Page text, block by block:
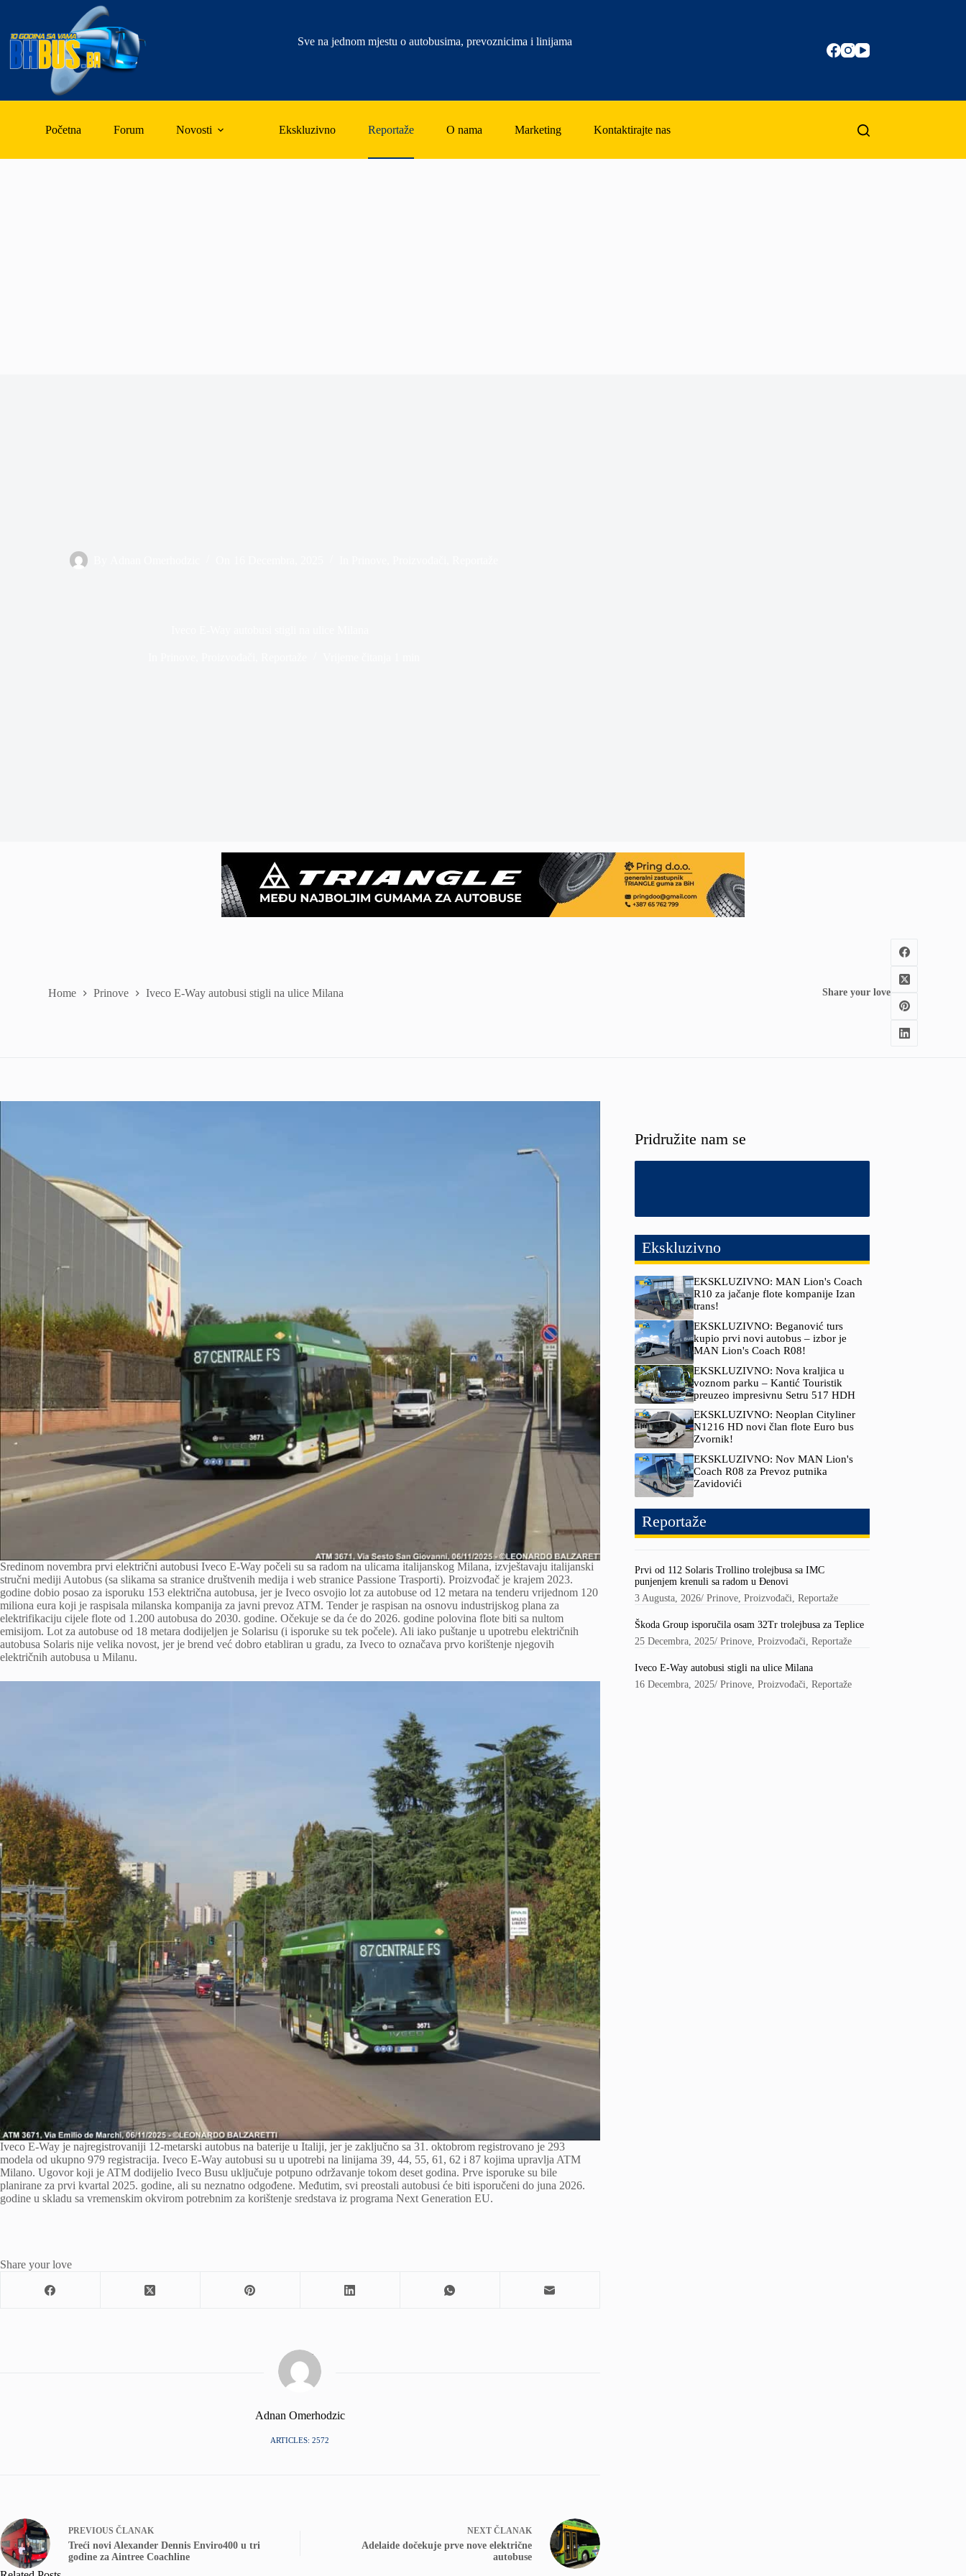
content
Sve na jednom mjestu o autobusima, prevoznicima i linijama
Početna Forum Novosti Ekskluzivno Reportaže O nama Marketing Kontaktirajte nas
Home Prinove Iveco E-Way autobusi stigli na ulice Milana Share your love
Sredinom novembra prvi električni autobusi Iveco E-Way počeli su sa radom na ulicama italijanskog Milana, izvještavaju italijanski
stručni mediji Autobus (sa slikama sa stranice društvenih medija i web stranice Passione Trasporti). Proizvođač je krajem 2023.
godine dobio posao za isporuku 153 električna autobusa, jer je Iveco osvojio lot za autobuse od 12 metara na tenderu vrijednom 120
miliona eura koji je raspisala milanska kompanija za javni prevoz ATM. Tender je raspisan na osnovu industrijskog plana za
elektrifikaciju cijele flote od 1.200 autobusa do 2030. godine. Očekuje se da će do 2026. godine polovina flote biti sa nultom
emisijom. Lot za autobuse od 18 metara dodijeljen je Solarisu (i isporuke su tek počele). Ali iako puštanje u upotrebu električnih
autobusa Solaris nije velika novost, jer je brend već dobro etabliran u gradu, za Iveco to označava prvo korištenje njegovih
električnih autobusa u Milanu.
Iveco E-Way je najregistrovaniji 12-metarski autobus na baterije u Italiji, jer je zaključno sa 31. oktobrom registrovano je 293
modela od ukupno 979 registracija. Iveco E-Way autobusi su u upotrebi na linijama 39, 44, 55, 61, 62 i 87 kojima upravlja ATM
Milano. Ugovor koji je ATM dodijelio Iveco Busu uključuje potpuno održavanje tokom deset godina. Prve isporuke su bile
planirane za prvi kvartal 2025. godine, ali su neznatno odgođene. Međutim, svi preostali autobusi će biti isporučeni do juna 2026.
godine u skladu sa vremenskim okvirom potrebnim za korištenje sredstava iz programa Next Generation EU.
Share your love
Adnan Omerhodzic
ARTICLES: 2572
PREVIOUS ČLANAK
Treći novi Alexander Dennis Enviro400 u tri
godine za Aintree Coachline
NEXT ČLANAK
Adelaide dočekuje prve nove električne
autobuse
Pridružite nam se
Ekskluzivno
EKSKLUZIVNO: MAN Lion's Coach
R10 za jačanje flote kompanije Izan
trans!
EKSKLUZIVNO: Beganović turs
kupio prvi novi autobus – izbor je
MAN Lion's Coach R08!
EKSKLUZIVNO: Nova kraljica u
voznom parku – Kantić Touristik
preuzeo impresivnu Setru 517 HDH
EKSKLUZIVNO: Neoplan Cityliner
N1216 HD novi član flote Euro bus
Zvornik!
EKSKLUZIVNO: Nov MAN Lion's
Coach R08 za Prevoz putnika
Zavidovići
Reportaže
Prvi od 112 Solaris Trollino trolejbusa sa IMC
punjenjem krenuli sa radom u Đenovi
3 Augusta, 2026/Prinove,Proizvođači,Reportaže
Škoda Group isporučila osam 32Tr trolejbusa za Teplice
25 Decembra, 2025/Prinove,Proizvođači,Reportaže
Iveco E-Way autobusi stigli na ulice Milana
16 Decembra, 2025/Prinove,Proizvođači,Reportaže